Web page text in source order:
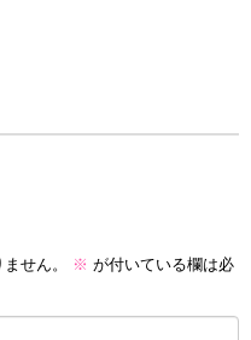
せん。 ※ が付いている欄は必